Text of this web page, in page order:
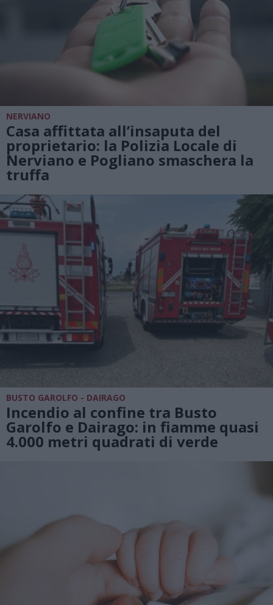
NERVIANO
Casa affittata all’insaputa del
proprietario: la Polizia Locale di
Nerviano e Pogliano smaschera la
truffa
BUSTO GAROLFO - DAIRAGO
Incendio al confine tra Busto
Garolfo e Dairago: in fiamme quasi
4.000 metri quadrati di verde